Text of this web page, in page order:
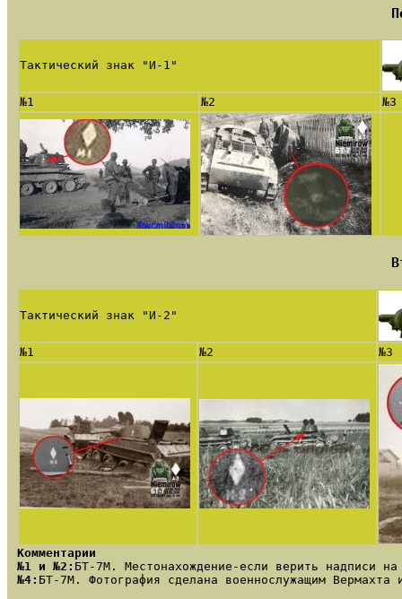
Тактический знак "И-1"
№1 №2 №3
Тактический знак "И-2"
№1 №2 №3
Комментарии
№1 и №2: БТ-7М. Местонахождение-если верить надписи
№4: БТ-7М. Фотография сделана военнослужащим